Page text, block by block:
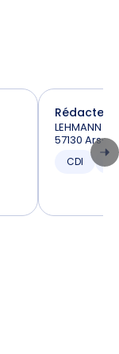
Rédacteur
LEHMANN
57130 Ars-
CDI